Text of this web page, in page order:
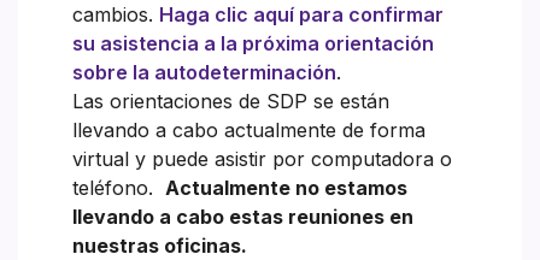
cambios. Haga clic aquí para confirmar
su asistencia a la próxima orientación
sobre la autodeterminación.
Las orientaciones de SDP se están
llevando a cabo actualmente de forma
virtual y puede asistir por computadora o
teléfono. Actualmente no estamos
llevando a cabo estas reuniones en
nuestras oficinas.